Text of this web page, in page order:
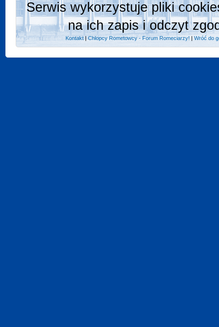
Serwis wykorzystuje pliki
na ich zapis i odczyt
Kontakt |Chlopcy Rometowcy - Forum Romeciarzy! |Wróć do